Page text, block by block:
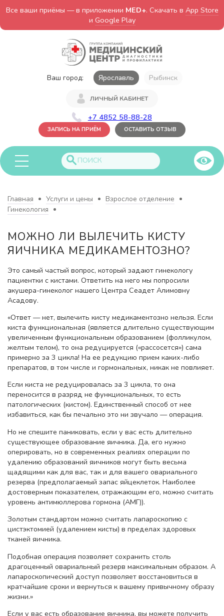
Все ваши приёмы — в приложении MED+. Скачать в App Store
и Google Play
Ваш город: Ярославль Рыбинск
ЛИЧНЫЙ КАБИНЕТ
+7 4852 58-88-28
ЗАПИСЬ НА ПРИЁМ ОСТАВИТЬ ОТЗЫВ
Главная Услуги и цены
Взрослое отделение
Гинекология
МОЖНО ЛИ ВЫЛЕЧИТЬ КИСТУ
ЯИЧНИКА МЕДИКАМЕНТОЗНО?
Это самый частый вопрос, который задают гинекологу
пациентки с кистами. Ответить на него мы попросили
акушера-гинеколог нашего Центра Сеадет Алимовну
Асадову.
«Ответ — нет, вылечить кисту медикаментозно нельзя. Если
киста функциональная (является длительно существующим
увеличенным функциональным образованием (фолликулом,
желтым телом), то она редуцируется («рассосется») сама
примерно за 3 цикла! На ее редукцию прием каких-либо
препаратов, в том числе и гормональных, никак не повлияет.
Если киста не редуцировалась за 3 цикла, то она
переносится в разряд не функциональных, то есть
патологических (кистом). Единственный способ от нее
избавиться, как бы печально это ни звучало — операция.
Но не спешите паниковать, если у вас есть длительно
существующее образование яичника. Да, его нужно
оперировать, но в современных реалиях операции по
удалению образований яичников могут быть весьма
щадящими как для вас, так и для вашего овариального
резерва (предполагаемый запас яйцеклеток. Наиболее
достоверным показателем, отражающим его, можно считать
уровень антимюллерова гормона (АМГ)).
Золотым стандартом можно считать лапароскопию с
цистэктомией (удалением кисты) в пределах здоровых
тканей яичника.
Подобная операция позволяет сохранить столь
драгоценный овариальный резерв максимальным образом. А
лапароскопический доступ позволяет восстановиться в
кратчайшие сроки и вернуться к вашему привычному образу
жизни.»
Если у вас есть образование яичника, вы можете получить